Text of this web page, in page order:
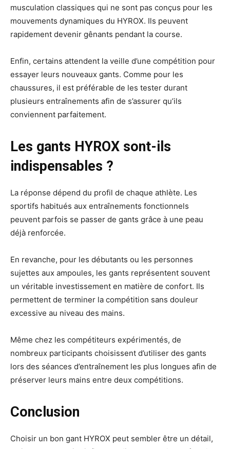
musculation classiques qui ne sont pas conçus pour les
mouvements dynamiques du HYROX. Ils peuvent
rapidement devenir gênants pendant la course.
Enfin, certains attendent la veille d’une compétition pour
essayer leurs nouveaux gants. Comme pour les
chaussures, il est préférable de les tester durant
plusieurs entraînements afin de s’assurer qu’ils
conviennent parfaitement.
Les gants HYROX sont-ils
indispensables ?
La réponse dépend du profil de chaque athlète. Les
sportifs habitués aux entraînements fonctionnels
peuvent parfois se passer de gants grâce à une peau
déjà renforcée.
En revanche, pour les débutants ou les personnes
sujettes aux ampoules, les gants représentent souvent
un véritable investissement en matière de confort. Ils
permettent de terminer la compétition sans douleur
excessive au niveau des mains.
Même chez les compétiteurs expérimentés, de
nombreux participants choisissent d’utiliser des gants
lors des séances d’entraînement les plus longues afin de
préserver leurs mains entre deux compétitions.
Conclusion
Choisir un bon gant HYROX peut sembler être un détail,